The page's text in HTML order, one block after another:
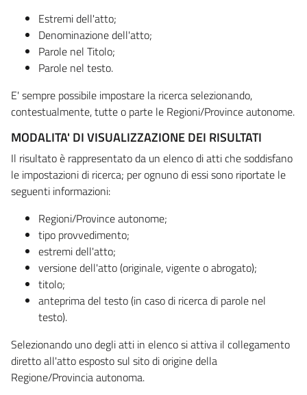
Estremi dell'atto;
Denominazione dell'atto;
Parole nel Titolo;
Parole nel testo.
E' sempre possibile impostare la ricerca selezionando,
contestualmente, tutte o parte le Regioni/Province autonome.
MODALITA' DI VISUALIZZAZIONE DEI RISULTATI
Il risultato è rappresentato da un elenco di atti che soddisfano
le impostazioni di ricerca; per ognuno di essi sono riportate le
seguenti informazioni:
Regioni/Province autonome;
tipo provvedimento;
estremi dell'atto;
versione dell'atto (originale, vigente o abrogato);
titolo;
anteprima del testo (in caso di ricerca di parole nel
testo).
Selezionando uno degli atti in elenco si attiva il collegamento
diretto all'atto esposto sul sito di origine della
Regione/Provincia autonoma.